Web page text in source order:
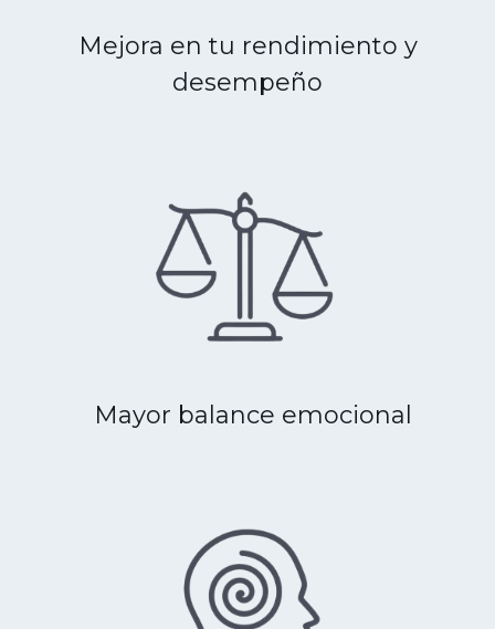
Mejora en tu rendimiento y
desempeño
Mayor balance emocional